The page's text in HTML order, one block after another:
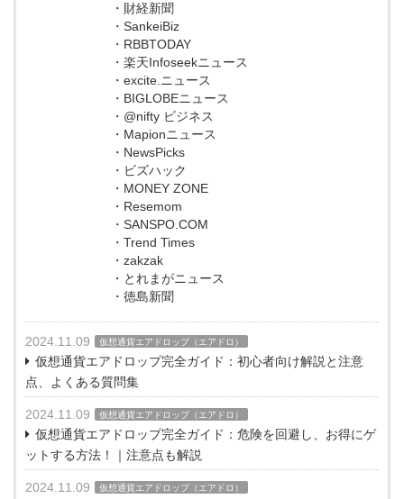
・財経新聞
・SankeiBiz
・RBBTODAY
・楽天Infoseekニュース
・excite.ニュース
・BIGLOBEニュース
・@nifty ビジネス
・Mapionニュース
・NewsPicks
・ビズハック
・MONEY ZONE
・Resemom
・SANSPO.COM
・Trend Times
・zakzak
・とれまがニュース
・徳島新聞
2024.11.09 仮想通貨エアドロップ（エアドロ）
仮想通貨エアドロップ完全ガイド：初心者向け解説と注意
点、よくある質問集
2024.11.09 仮想通貨エアドロップ（エアドロ）
仮想通貨エアドロップ完全ガイド：危険を回避し、お得にゲ
ットする方法！｜注意点も解説
2024.11.09 仮想通貨エアドロップ（エアドロ）